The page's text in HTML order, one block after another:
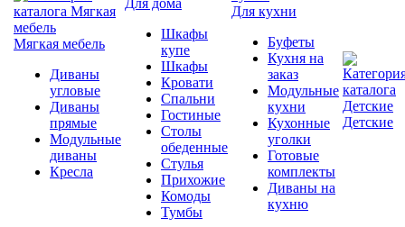
Мягкая мебель
Диваны
угловые
Диваны
прямые
Модульные
диваны
Кресла
Для дома
Шкафы
купе
Шкафы
Кровати
Спальни
Гостиные
Столы
обеденные
Стулья
Прихожие
Комоды
Тумбы
Для кухни
Буфеты
Кухня на
заказ
Модульные
кухни
Кухонные
уголки
Готовые
комплекты
Диваны на
кухню
Детские